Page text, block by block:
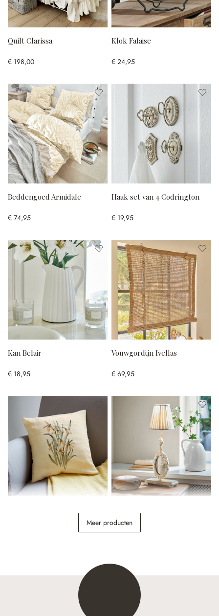
Quilt Clarissa
€ 198,00
Klok Falaise
€ 24,95
Beddengoed Armidale
€ 74,95
Haak set van 4 Codrington
€ 19,95
Kan Belair
€ 18,95
Vouwgordijn Ivellas
€ 69,95
Brannach
€ 148,00
Meer producten